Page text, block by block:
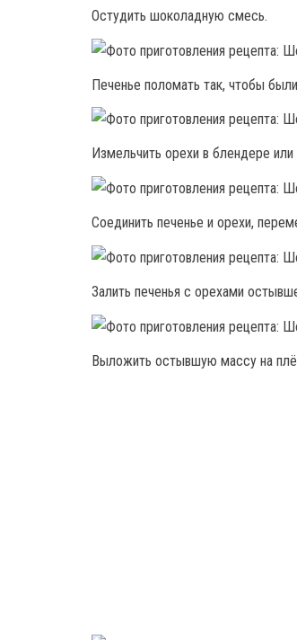
Остудить шоколадную смесь.
Печенье поломать так, чтобы
Измельчить орехи в блендере
Соединить печенье и орехи,
Залить печенья с орехами
Выложить остывшую массу на